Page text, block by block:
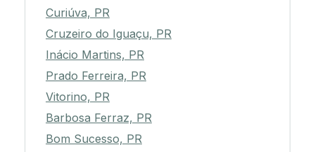
Curiúva, PR
Cruzeiro do Iguaçu, PR
Inácio Martins, PR
Prado Ferreira, PR
Vitorino, PR
Barbosa Ferraz, PR
Bom Sucesso, PR